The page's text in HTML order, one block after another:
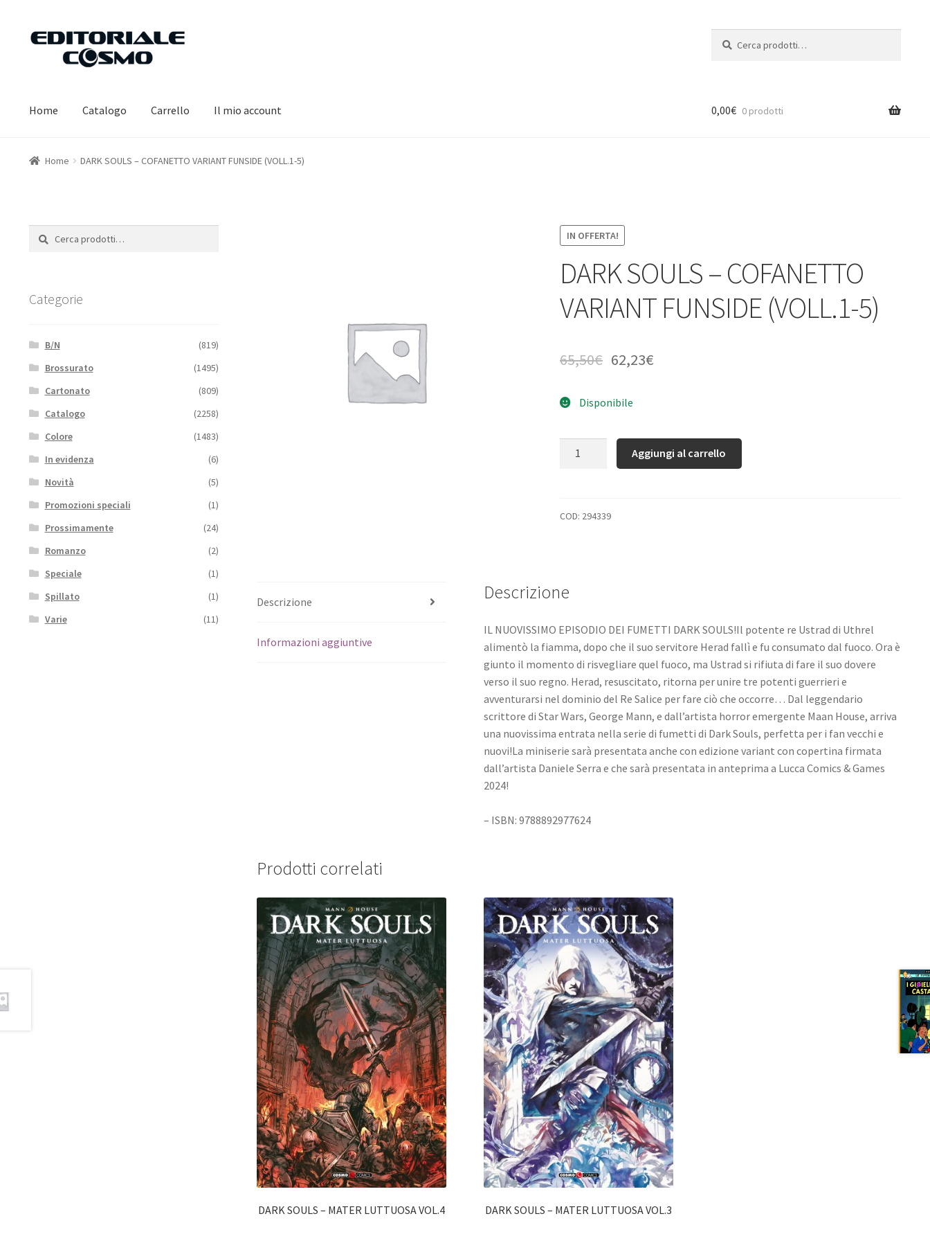
Vai
navigazione
Vai
Home Catalogo Carrello Il mio account 0,00€ 0 prodotti
Home DARK SOULS – COFANETTO VARIANT FUNSIDE (VOLL.1-5)
IN OFFERTA!
DARK SOULS – COFANETTO
VARIANT FUNSIDE (VOLL.1-5)
65,50€ 62,23€
Disponibile
Aggiungi al carrello
COD: 294339
Descrizione
Informazioni aggiuntive
Descrizione
IL NUOVISSIMO EPISODIO DEI FUMETTI DARK SOULS!Il potente re Ustrad di Uthrel
alimentò la fiamma, dopo che il suo servitore Herad fallì e fu consumato dal fuoco. Ora è
giunto il momento di risvegliare quel fuoco, ma Ustrad si rifiuta di fare il suo dovere
verso il suo regno. Herad, resuscitato, ritorna per unire tre potenti guerrieri e
avventurarsi nel dominio del Re Salice per fare ciò che occorre… Dal leggendario
scrittore di Star Wars, George Mann, e dall’artista horror emergente Maan House, arriva
una nuovissima entrata nella serie di fumetti di Dark Souls, perfetta per i fan vecchi e
nuovi!La miniserie sarà presentata anche con edizione variant con copertina firmata
dall’artista Daniele Serra e che sarà presentata in anteprima a Lucca Comics & Games
2024!
– ISBN: 9788892977624
Prodotti correlati
DARK SOULS – MATER LUTTUOSA VOL.4 DARK SOULS – MATER LUTTUOSA VOL.3
Cerca:
Cerca
Categorie
B/N
(819)
Brossurato
(1495)
Cartonato
(809)
Catalogo
(2258)
Colore
(1483)
In evidenza
(6)
Novità
(5)
Promozioni speciali
(1)
Prossimamente
(24)
Romanzo
(2)
Speciale
(1)
Spillato
(1)
Varie
(11)